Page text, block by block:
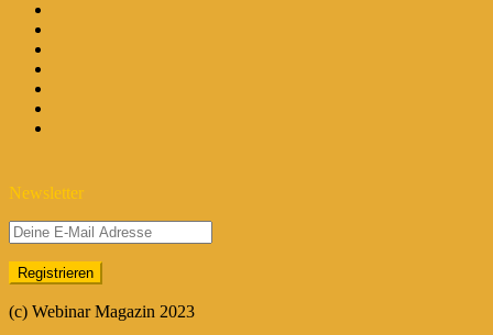
Newsletter
(c) Webinar Magazin 2023